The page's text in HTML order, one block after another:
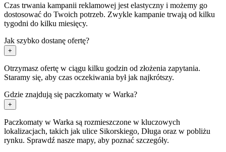
Czas trwania kampanii reklamowej jest elastyczny i możemy go
dostosować do Twoich potrzeb. Zwykle kampanie trwają od kilku
tygodni do kilku miesięcy.
Jak szybko dostanę ofertę?
+
Otrzymasz ofertę w ciągu kilku godzin od złożenia zapytania.
Staramy się, aby czas oczekiwania był jak najkrótszy.
Gdzie znajdują się paczkomaty w Warka?
+
Paczkomaty w Warka są rozmieszczone w kluczowych
lokalizacjach, takich jak ulice Sikorskiego, Długa oraz w pobliżu
rynku. Sprawdź nasze mapy, aby poznać szczegóły.